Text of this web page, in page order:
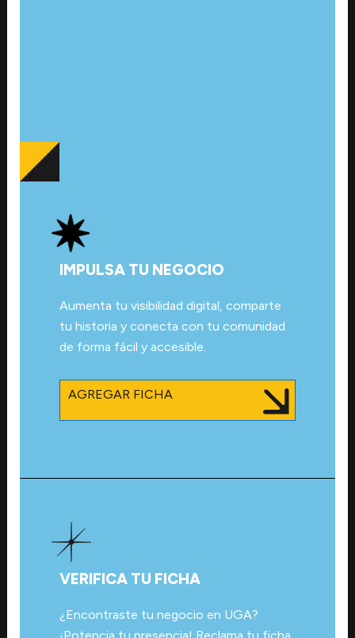
IMPULSA TU NEGOCIO
Aumenta tu visibilidad digital, comparte
tu historia y conecta con tu comunidad
de forma fácil y accesible.
AGREGAR FICHA
VERIFICA TU FICHA
¿Encontraste tu negocio en UGA?